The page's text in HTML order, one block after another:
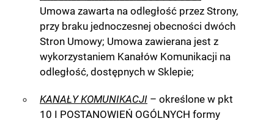
Umowa zawarta na odległość przez Strony,
przy braku jednoczesnej obecności dwóch
Stron Umowy; Umowa zawierana jest z
wykorzystaniem Kanałów Komunikacji na
odległość, dostępnych w Sklepie;
KANAŁY KOMUNIKACJI – określone w pkt
10 I POSTANOWIEŃ OGÓLNYCH formy